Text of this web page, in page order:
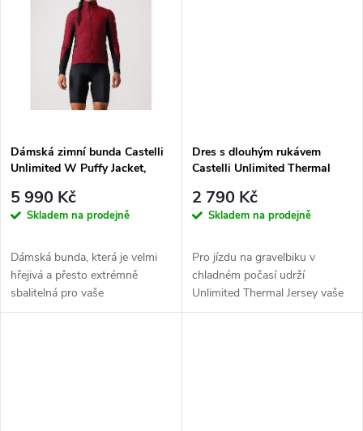
Dámská zimní bunda Castelli
Unlimited W Puffy Jacket,
5 990 Kč
Skladem na prodejně
Dámská bunda, která je velmi
hřejivá a přesto extrémně
sbalitelná pro vaše
dobrodružství nebo vícedenní
Dres s dlouhým rukávem
Castelli Unlimited Thermal
2 790 Kč
Skladem na prodejně
Pro jízdu na gravelbiku v
chladném počasí udrží
Unlimited Thermal Jersey vaše
jádro v teple a zároveň